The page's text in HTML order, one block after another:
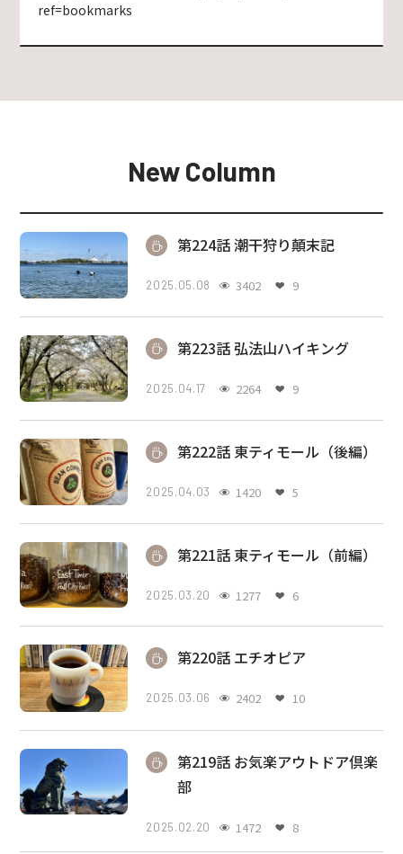
ref=bookmarks
New Column
第224話 潮干狩り顛末記
2025.05.08 3402 9
第223話 弘法山ハイキング
2025.04.17 2264 9
第222話 東ティモール（後編）
2025.04.03 1420 5
第221話 東ティモール（前編）
2025.03.20 1277 6
第220話 エチオピア
2025.03.06 2402 10
第219話 お気楽アウトドア倶楽
部
2025.02.20 1472 8